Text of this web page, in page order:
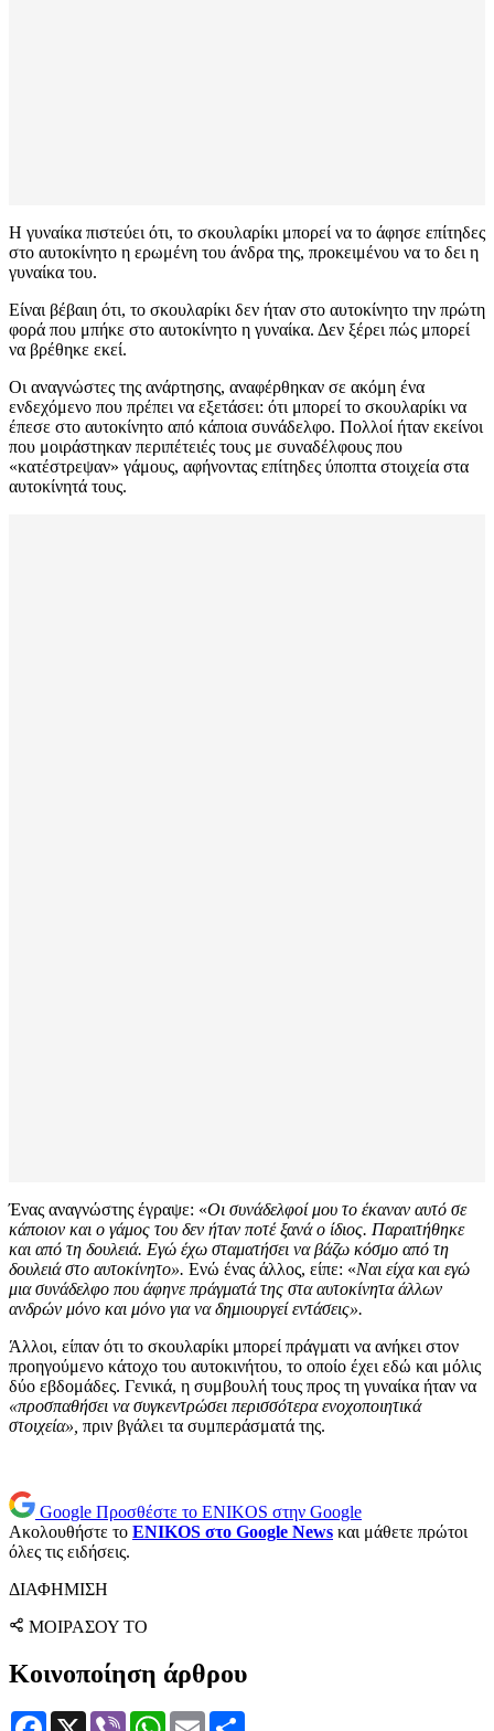
Η γυναίκα πιστεύει ότι, το σκουλαρίκι μπορεί να το άφησε επίτηδες
στο αυτοκίνητο η ερωμένη του άνδρα της, προκειμένου να το δει η
γυναίκα του.
Είναι βέβαιη ότι, το σκουλαρίκι δεν ήταν στο αυτοκίνητο την πρώτη
φορά που μπήκε στο αυτοκίνητο η γυναίκα. Δεν ξέρει πώς μπορεί
να βρέθηκε εκεί.
Οι αναγνώστες της ανάρτησης, αναφέρθηκαν σε ακόμη ένα
ενδεχόμενο που πρέπει να εξετάσει: ότι μπορεί το σκουλαρίκι να
έπεσε στο αυτοκίνητο από κάποια συνάδελφο. Πολλοί ήταν εκείνοι
που μοιράστηκαν περιπέτειές τους με συναδέλφους που
«κατέστρεψαν» γάμους, αφήνοντας επίτηδες ύποπτα στοιχεία στα
αυτοκίνητά τους.
Ένας αναγνώστης έγραψε: «Οι συνάδελφοί μου το έκαναν αυτό σε
κάποιον και ο γάμος του δεν ήταν ποτέ ξανά ο ίδιος. Παραιτήθηκε
και από τη δουλειά. Εγώ έχω σταματήσει να βάζω κόσμο από τη
δουλειά στο αυτοκίνητο». Ενώ ένας άλλος, είπε: «Ναι είχα και εγώ
μια συνάδελφο που άφηνε πράγματά της στα αυτοκίνητα άλλων
ανδρών μόνο και μόνο για να δημιουργεί εντάσεις».
Άλλοι, είπαν ότι το σκουλαρίκι μπορεί πράγματι να ανήκει στον
προηγούμενο κάτοχο του αυτοκινήτου, το οποίο έχει εδώ και μόλις
δύο εβδομάδες. Γενικά, η συμβουλή τους προς τη γυναίκα ήταν να
«προσπαθήσει να συγκεντρώσει περισσότερα ενοχοποιητικά
στοιχεία», πριν βγάλει τα συμπεράσματά της.
Google Προσθέστε το ENIKOS στην Google
Ακολουθήστε το ENIKOS στο Google News και μάθετε πρώτοι
όλες τις ειδήσεις.
ΔΙΑΦΗΜΙΣΗ
ΜΟΙΡΑΣΟΥ ΤΟ
Κοινοποίηση άρθρου
Facebook
X Viber WhatsApp
Email